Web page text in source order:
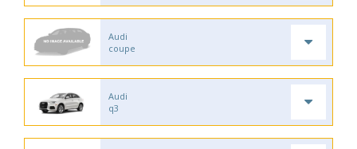
Audi
coupe
Audi
q3